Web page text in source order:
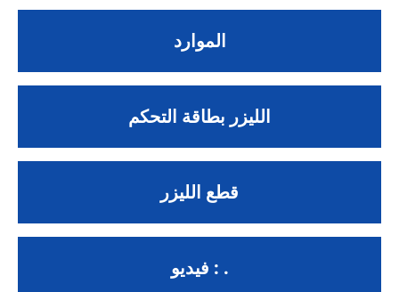
الموارد
الليزر بطاقة التحكم
قطع الليزر
فيديو : .